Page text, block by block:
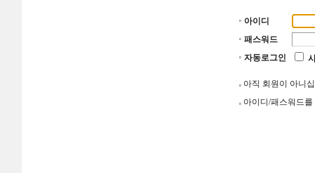
아이디
패스워드
자동로그인
아직 회원이 아니
아이디/패스워드